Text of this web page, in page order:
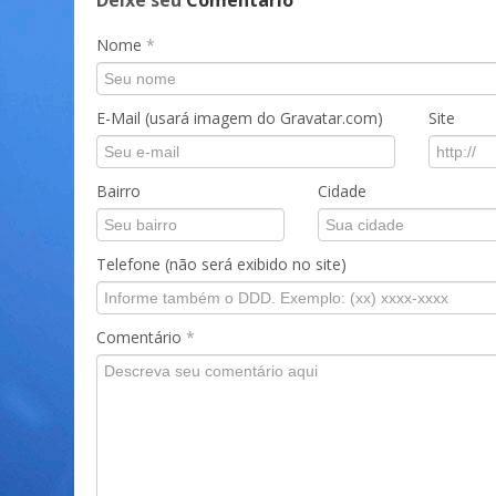
Nome *
E-Mail (usará imagem do Gravatar.com) Site
Bairro Cidade
Telefone (não será exibido no site)
Comentário *